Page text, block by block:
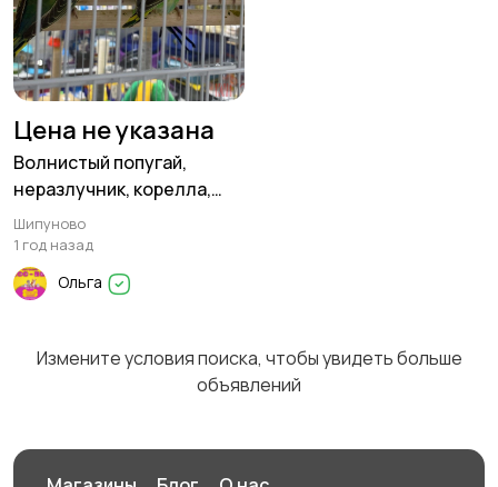
Цена не указана
Волнистый попугай,
неразлучник, корелла,
кролик, шиншилла,
хомячки
Шипуново
1 год назад
Ольга
Измените условия поиска, чтобы увидеть больше
объявлений